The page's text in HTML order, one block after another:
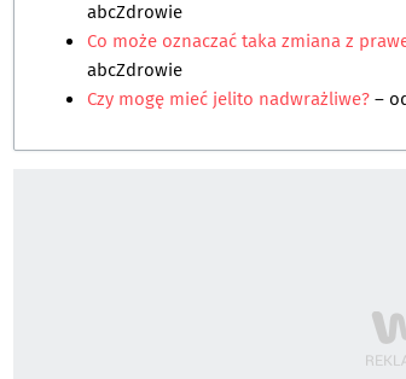
abcZdrowie
Co może oznaczać taka zmiana z
abcZdrowie
Czy mogę mieć jelito nadwrażliwe?–